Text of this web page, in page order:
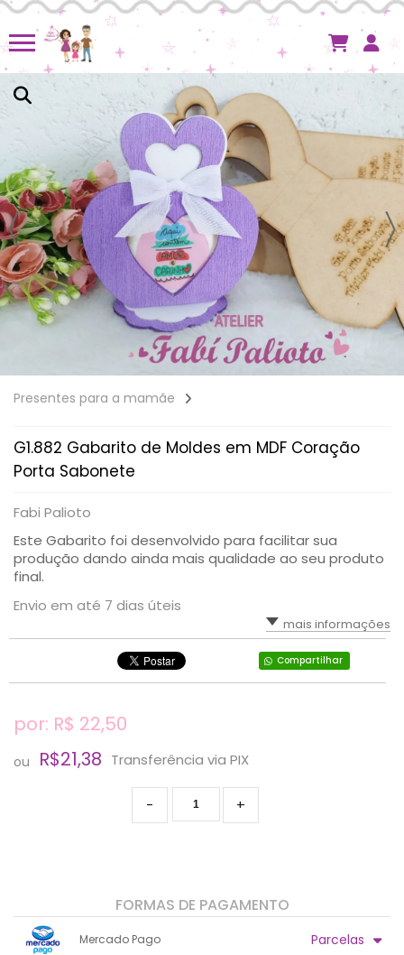
Presentes para a mamãe
G1.882 Gabarito de Moldes em MDF Coração
Porta Sabonete
Fabi Palioto
Este Gabarito foi desenvolvido para facilitar sua
produção dando ainda mais qualidade ao seu produto
final.
Envio em até 7 dias úteis
mais informações
Compartilhar
por: R$ 22,50
ou R$21,38 Transferência via PIX
+
-
FORMAS DE PAGAMENTO
Mercado Pago Parcelas